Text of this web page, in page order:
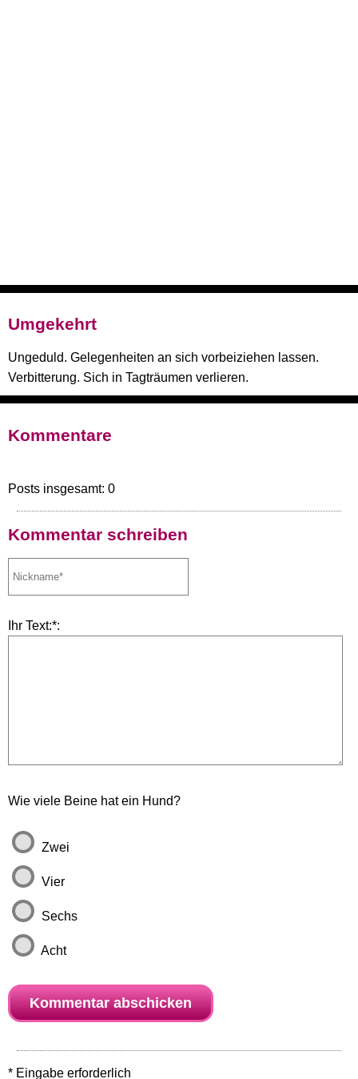
Umgekehrt
Ungeduld. Gelegenheiten an sich vorbeiziehen lassen.
Verbitterung. Sich in Tagträumen verlieren.
Kommentare
Posts insgesamt: 0
Kommentar schreiben
Ihr Text:*:
Wie viele Beine hat ein Hund?
Zwei
Vier
Sechs
Acht
* Eingabe erforderlich